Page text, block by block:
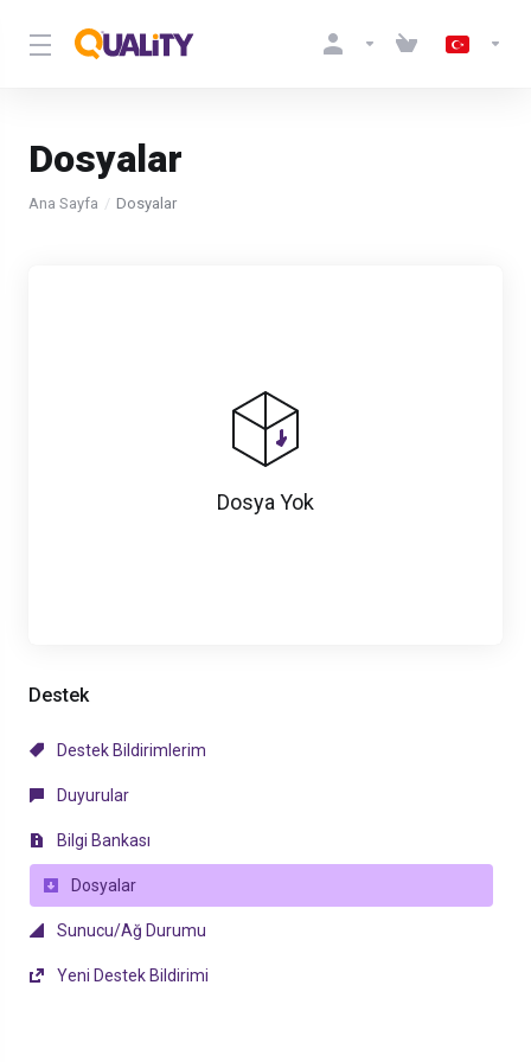
Dosyalar
Ana Sayfa Dosyalar
Destek
Destek Bildirimlerim
Duyurular
Bilgi Bankası
Dosyalar
Sunucu/Ağ Durumu
Yeni Destek Bildirimi
Dosya Yok